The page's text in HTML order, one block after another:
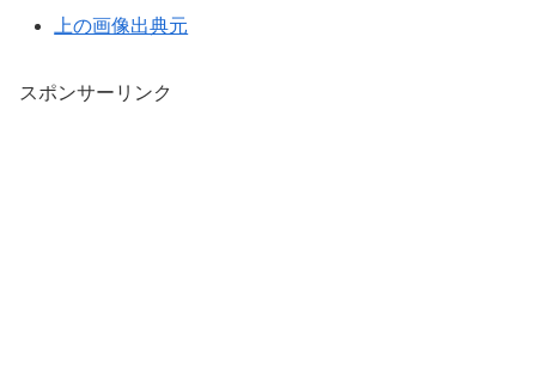
上の画像出典元
スポンサーリンク